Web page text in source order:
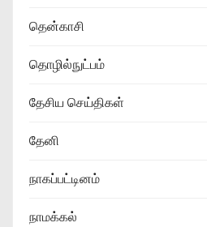
தென்காசி
தொழில்நுட்பம்
தேசிய செய்திகள்
தேனி
நாகப்பட்டினம்
நாமக்கல்